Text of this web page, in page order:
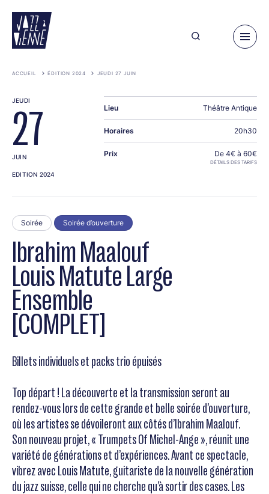
contenu
principal
ACCUEIL ÉDITION 2024 JEUDI 27 JUIN
Ibrahim Maalouf
Louis Matute Large
Ensemble
[COMPLET]
Soirée Soirée d’ouverture
Billets individuels et packs trio épuisés
Top départ ! La découverte et la transmission seront au
rendez-vous lors de cette grande et belle soirée d’ouverture,
où les artistes se dévoileront aux côtés d’Ibrahim Maalouf.
Son nouveau projet, « Trumpets Of Michel-Ange », réunit une
variété de générations et d’expériences. Avant ce spectacle,
vibrez avec Louis Matute, guitariste de la nouvelle génération
du jazz suisse, celle qui ne cherche qu’à sortir des cases. Les
JEUDI
27
JUIN
EDITION 2024
Lieu Théâtre Antique
Horaires 20h30
Prix De 4€ à 60€
DÉTAILS DES TARIFS